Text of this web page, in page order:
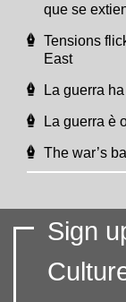
que se
Tensions
East
La guerra
La guerra è
The war’s
Sign